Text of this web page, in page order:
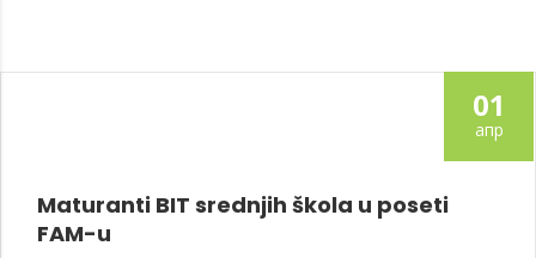
01
апр
Maturanti BIT srednjih škola u poseti
FAM-u